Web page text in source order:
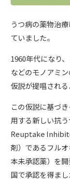
うつ病の薬物治療
ていました。
1960年代になり
などのモノアミ
仮説が提唱される
この仮説に基づ
用する新しい抗
Reuptake
剤）であるフル
本未承認薬）を
国で承認を得まし